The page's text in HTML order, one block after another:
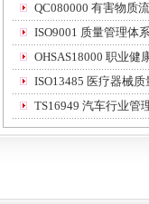
QC080000 有害物质
ISO9001 质量管理体
OHSAS18000 职业健
ISO13485 医疗器械
TS16949 汽车行业管